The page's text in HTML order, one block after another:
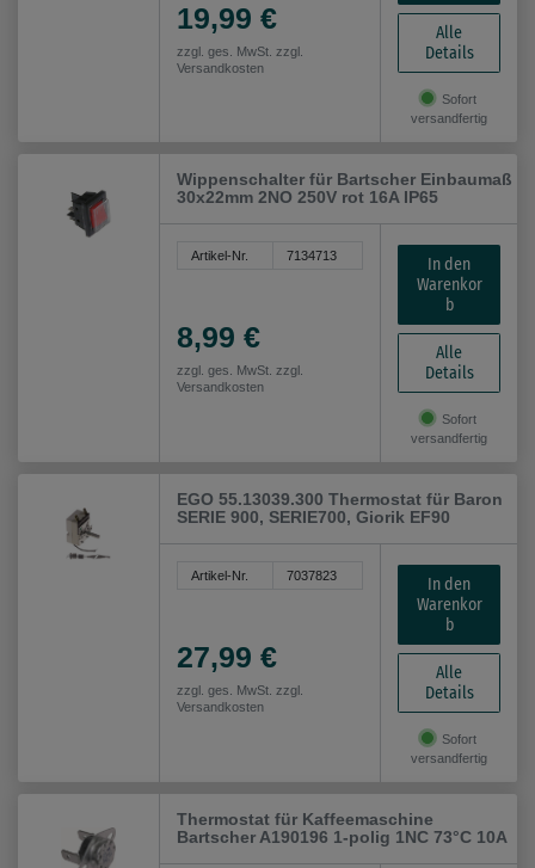
19,99 €
zzgl. ges. MwSt. zzgl.
Versandkosten
Alle
Details
Sofort
versandfertig
Wippenschalter für Bartscher Einbaumaß
30x22mm 2NO 250V rot 16A IP65
Artikel-Nr. 7134713
8,99 €
zzgl. ges. MwSt. zzgl.
Versandkosten
In den
Warenkor
b
Alle
Details
Sofort
versandfertig
EGO 55.13039.300 Thermostat für Baron
SERIE 900, SERIE700, Giorik EF90
Artikel-Nr. 7037823
27,99 €
zzgl. ges. MwSt. zzgl.
Versandkosten
In den
Warenkor
b
Alle
Details
Sofort
versandfertig
Thermostat für Kaffeemaschine
Bartscher A190196 1-polig 1NC 73°C 10A